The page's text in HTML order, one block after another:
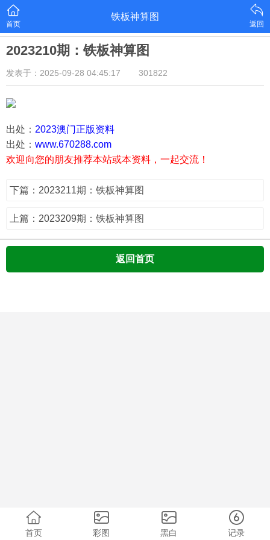
首页
铁板神算图
返回
2023210期：铁板神算图
发表于：2025-09-28 04:45:17 301822
出处： 2023澳门正版资料
出处： www.670288.com
欢迎向您的朋友推荐本站或本资料，一起交流！
下篇：2023211期：铁板神算图
上篇：2023209期：铁板神算图
返回首页
首页 彩图 黑白 记录